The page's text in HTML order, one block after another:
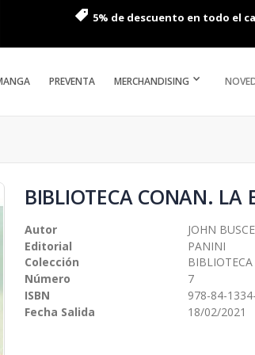
5% de descuento en todo el
PREVENTA MERCHANDISING
BIBLIOTECA CONAN. LA
Autor
JOHN
Editorial
PANINI
Colección
Número
7
ISBN
978-84-
Fecha Salida
18/02/2021